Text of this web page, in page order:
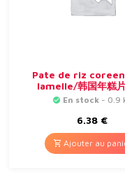
Pate de riz
lamelle/韩国年糕
En stock - 0.9
6.38 €
Ajouter au